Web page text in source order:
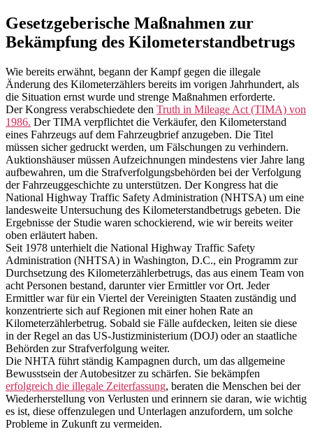
Gesetzgeberische Maßnahmen zur
Bekämpfung des Kilometerstandbetrugs
Wie bereits erwähnt, begann der Kampf gegen die illegale
Änderung des Kilometerzählers bereits im vorigen Jahrhundert, als
die Situation ernst wurde und strenge Maßnahmen erforderte.
Der Kongress verabschiedete den Truth in Mileage Act (TIMA) von
1986. Der TIMA verpflichtet die Verkäufer, den Kilometerstand
eines Fahrzeugs auf dem Fahrzeugbrief anzugeben. Die Titel
müssen sicher gedruckt werden, um Fälschungen zu verhindern.
Auktionshäuser müssen Aufzeichnungen mindestens vier Jahre lang
aufbewahren, um die Strafverfolgungsbehörden bei der Verfolgung
der Fahrzeuggeschichte zu unterstützen. Der Kongress hat die
National Highway Traffic Safety Administration (NHTSA) um eine
landesweite Untersuchung des Kilometerstandbetrugs gebeten. Die
Ergebnisse der Studie waren schockierend, wie wir bereits weiter
oben erläutert haben.
Seit 1978 unterhielt die National Highway Traffic Safety
Administration (NHTSA) in Washington, D.C., ein Programm zur
Durchsetzung des Kilometerzählerbetrugs, das aus einem Team von
acht Personen bestand, darunter vier Ermittler vor Ort. Jeder
Ermittler war für ein Viertel der Vereinigten Staaten zuständig und
konzentrierte sich auf Regionen mit einer hohen Rate an
Kilometerzählerbetrug. Sobald sie Fälle aufdecken, leiten sie diese
in der Regel an das US-Justizministerium (DOJ) oder an staatliche
Behörden zur Strafverfolgung weiter.
Die NHTA führt ständig Kampagnen durch, um das allgemeine
Bewusstsein der Autobesitzer zu schärfen. Sie bekämpfen
erfolgreich die illegale Zeiterfassung, beraten die Menschen bei der
Wiederherstellung von Verlusten und erinnern sie daran, wie wichtig
es ist, diese offenzulegen und Unterlagen anzufordern, um solche
Probleme in Zukunft zu vermeiden.